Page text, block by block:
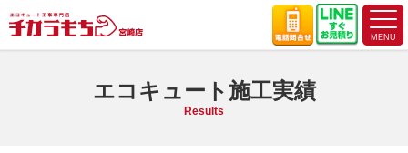
エコキュート施工実績
Results